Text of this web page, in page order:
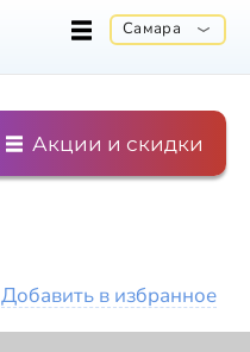
Самара
Акции и скидки
Добавить в избранное